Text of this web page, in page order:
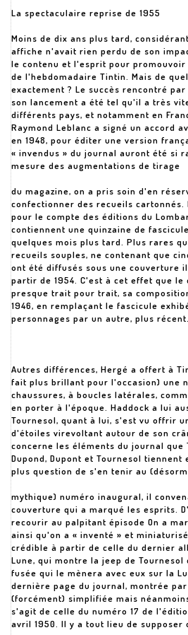
La spectaculaire reprise de 1955
Moins de dix ans plus tard,
affiche n'avait rien perdu de son
le contenu et l'esprit pour
de l'hebdomadaire Tintin. Mais de
exactement ? Le succès rencontré
son lancement a été tel qu'il a très
différents pays, et notamment en
Raymond Leblanc a signé un accord
en 1948, pour éditer une version
« invendus » du journal auront été si
mesure des augmentations de tirage
du magazine, on a pris soin d'en
confectionner des recueils cartonnés.
pour le compte des éditions du
contiennent une quinzaine de
quelques mois plus tard. Plus rares
recueils souples, ne contenant que
ont été diffusés sous une couverture
partir de 1954. C'est à cet effet que
presque trait pour trait, sa
1946, en remplaçant le fascicule
personnages par un autre, plus récent.
Autres différences, Hergé a offert à
fait plus brillant pour l'occasion) une
chaussures, à boucles latérales,
en porter à l'époque. Haddock a lui
Tournesol, quant à lui, s'est vu offrir
d'étoiles virevoltant autour de son
concerne les éléments du journal que
Dupond, Dupont et Tournesol
plus question de s'en tenir au
mythique) numéro inaugural, il
couverture qui a marqué les esprits.
recourir au palpitant épisode On a
ainsi qu'on a « inventé » et
crédible à partir de celle du dernier
Lune, qui montre la jeep de Tournesol
fusée qui le mènera avec eux sur la
dernière page du journal, montrée
(forcément) simplifiée mais
s'agit de celle du numéro 17 de
avril 1950. Il y a tout lieu de supposer